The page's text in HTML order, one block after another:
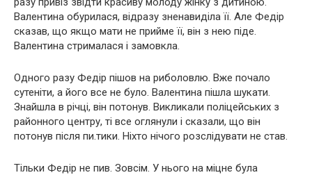
Валентина обурилася, відразу зненавиділа її. Але Федір
сказав, що якщо мати не прийме її, він з нею піде.
Валентина стрималася і замовкла.
Одного разу Федір пішов на риболовлю. Вже почало
сутеніти, а його все не було. Валентина пішла шукати.
Знайшла в річці, він потонув. Викликали поліцейських з
районного центру, ті все оглянули і сказали, що він
потонув після пи.тики. Ніхто нічого розслідувати не став.
Тільки Федір не пив. Зовсім. У нього на міцне була